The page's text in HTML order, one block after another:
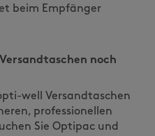
beim Empfänger
noch
well Versandtaschen
professionellen
Sie Optipac und